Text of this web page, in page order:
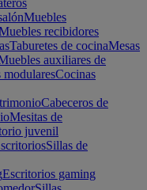
Muebles
recibidores
Taburetes de cocinaMesas
auxiliares de
modularesCocinas
Cabeceros de
Mesitas de
juvenil
Sillas de
Escritorios gaming